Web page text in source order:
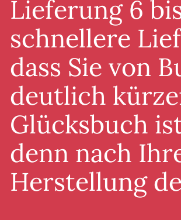
Lieferung 6
schnellere
dass Sie von
deutlich
Glücksbuch
denn nach
Herstellung